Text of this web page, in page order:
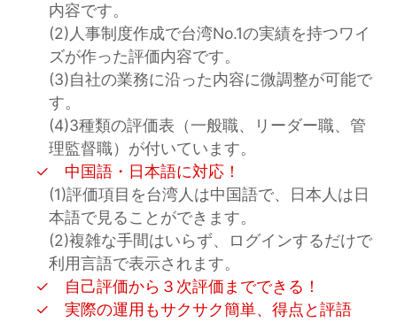
内容です。
(2)人事制度作成で台湾No.1の実績を持つワイ
ズが作った評価内容です。
(3)自社の業務に沿った内容に微調整が可能で
す。
(4)3種類の評価表（一般職、リーダー職、管
理監督職）が付いています。
✓ 中国語・日本語に対応！
(1)評価項目を台湾人は中国語で、日本人は日
本語で見ることができます。
(2)複雑な手間はいらず、ログインするだけで
利用言語で表示されます。
✓ 自己評価から３次評価までできる！
✓ 実際の運用もサクサク簡単、得点と評語